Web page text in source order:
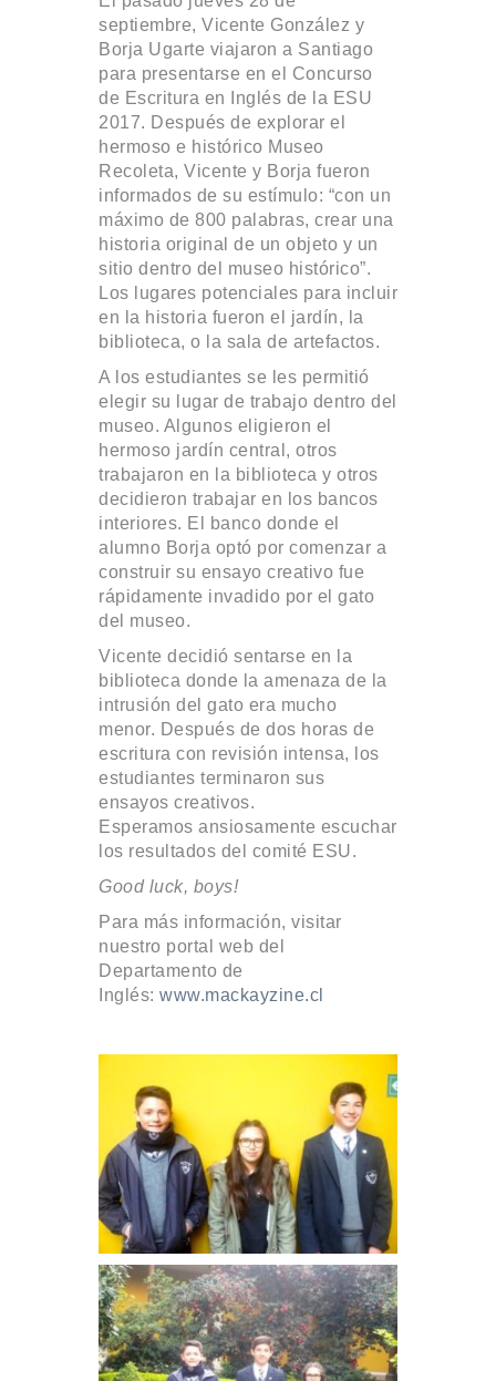
septiembre, Vicente González y
Borja Ugarte viajaron a Santiago
para presentarse en el Concurso
de Escritura en Inglés de la ESU
2017. Después de explorar el
hermoso e histórico Museo
Recoleta, Vicente y Borja fueron
informados de su estímulo: “con un
máximo de 800 palabras, crear una
historia original de un objeto y un
sitio dentro del museo histórico”.
Los lugares potenciales para incluir
en la historia fueron el jardín, la
biblioteca, o la sala de artefactos.
A los estudiantes se les permitió
elegir su lugar de trabajo dentro del
museo. Algunos eligieron el
hermoso jardín central, otros
trabajaron en la biblioteca y otros
decidieron trabajar en los bancos
interiores. El banco donde el
alumno Borja optó por comenzar a
construir su ensayo creativo fue
rápidamente invadido por el gato
del museo.
Vicente decidió sentarse en la
biblioteca donde la amenaza de la
intrusión del gato era mucho
menor. Después de dos horas de
escritura con revisión intensa, los
estudiantes terminaron sus
ensayos creativos.
Esperamos ansiosamente escuchar
los resultados del comité ESU.
Good luck, boys!
Para más información, visitar
nuestro portal web del
Departamento de
Inglés: www.mackayzine.cl